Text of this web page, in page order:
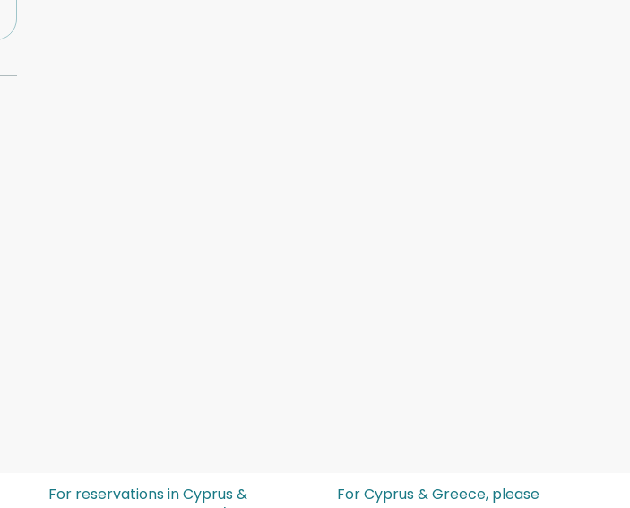
For reservations in Cyprus &
For Cyprus & Greece, please